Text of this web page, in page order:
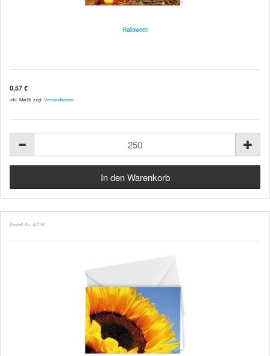
Halloween
0,57 €
inkl. MwSt. zzgl. Versandkosten
Bestell-Nr. 47130